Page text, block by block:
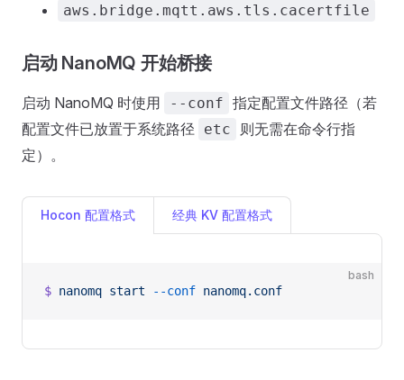
aws.bridge.mqtt.aws.tls.cacertfile
启动 NanoMQ 开始桥接
启动 NanoMQ 时使用 --conf 指定配置文件路径（若
配置文件已放置于系统路径
etc
则无需在命令行指
定）。
Hocon 配置格式 经典 KV 配置格式
bash
$ nanomq start --conf nanomq.conf